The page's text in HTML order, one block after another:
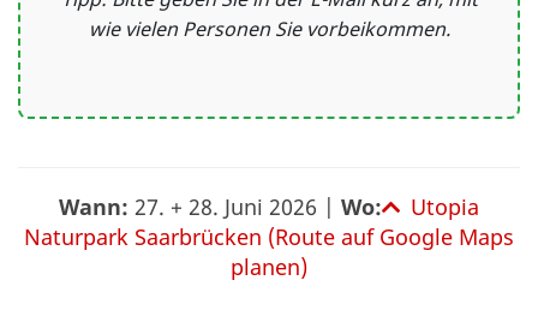
wie vielen Personen Sie vorbeikommen.
Wann: 27. + 28. Juni 2026 |Wo:
Utopia
Naturpark Saarbrücken (Route auf Google Maps
planen)